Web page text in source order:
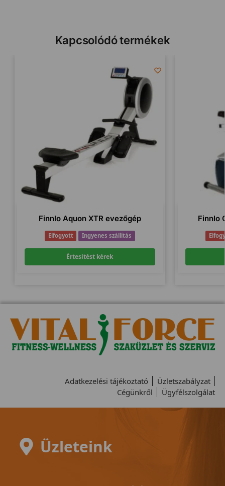
Kapcsolódó termékek
Finnlo Aquon XTR evezőgép
Elfogyott Ingyenes szállítás
Értesítést kérek
Finnlo
Adatkezelési tájékoztató
Üzletszabályzat
Cégünkről
Ügyfélszolgálat
Üzleteink